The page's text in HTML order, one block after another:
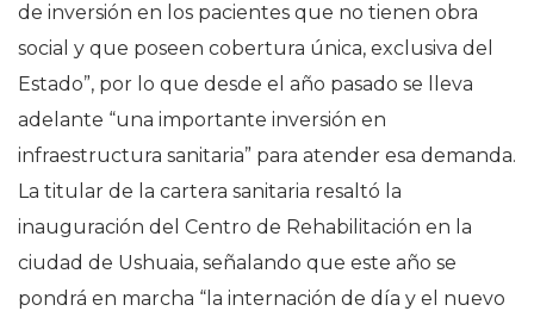
de inversión en los pacientes que no tienen obra
social y que poseen cobertura única, exclusiva del
Estado”, por lo que desde el año pasado se lleva
adelante “una importante inversión en
infraestructura sanitaria” para atender esa demanda.
La titular de la cartera sanitaria resaltó la
inauguración del Centro de Rehabilitación en la
ciudad de Ushuaia, señalando que este año se
pondrá en marcha “la internación de día y el nuevo